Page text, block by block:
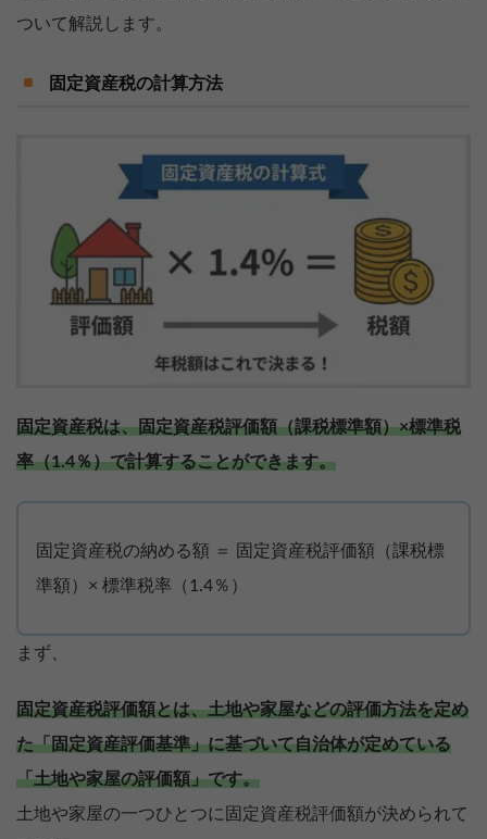
ついて解説します。
固定資産税の計算方法
固定資産税は、固定資産税評価額（課税標準額）×標準税
率（1.4％）で計算することができます。
固定資産税の納める額 ＝ 固定資産税評価額（課税標
準額）× 標準税率（1.4％）
まず、
固定資産税評価額とは、土地や家屋などの評価方法を定め
た「固定資産評価基準」に基づいて自治体が定めている
「土地や家屋の評価額」です。
土地や家屋の一つひとつに固定資産税評価額が決められて